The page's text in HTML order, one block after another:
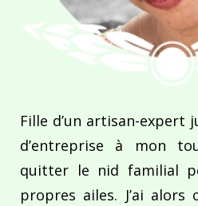
Fille d’un artisan-expert
d’entreprise à mon
quitter le nid familial
propres ailes. J’ai